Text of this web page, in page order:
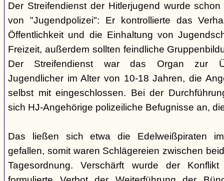
Der Streifendienst der Hitlerjugend wurde
von "Jugendpolizei": Er kontrollierte das
Öffentlichkeit und die Einhaltung von
Freizeit, außerdem sollten feindliche
Der Streifendienst war das Organ zur
Jugendlicher im Alter von 10-18 Jahren, die
selbst mit eingeschlossen. Bei der
sich HJ-Angehörige polizeiliche Befugnisse an,
Das ließen sich etwa die Edelweißpiraten
gefallen, somit waren Schlägereien zwischen
Tagesordnung. Verschärft wurde der